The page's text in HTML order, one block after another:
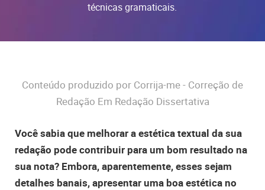
técnicas gramaticais.
Conteúdo produzido por Corrija-me - Correção de
Redação Em Redação Dissertativa
Você sabia que melhorar a estética textual da sua
redação pode contribuir para um bom resultado na
sua nota? Embora, aparentemente, esses sejam
detalhes banais, apresentar uma boa estética no